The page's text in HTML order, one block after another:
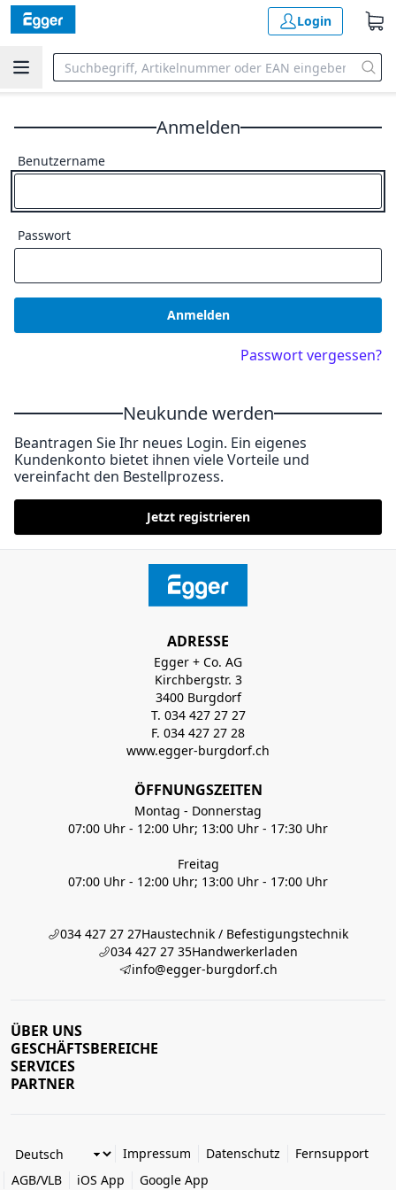
Login
Anmelden
Benutzername
Passwort
Anmelden
Passwort vergessen?
Neukunde werden
Beantragen Sie Ihr neues Login. Ein eigenes
Kundenkonto bietet ihnen viele Vorteile und
vereinfacht den Bestellprozess.
Jetzt registrieren
ADRESSE
Egger + Co. AG
Kirchbergstr. 3
3400 Burgdorf
T. 034 427 27 27
F. 034 427 27 28
www.egger-burgdorf.ch
ÖFFNUNGSZEITEN
Montag - Donnerstag
07:00 Uhr - 12:00 Uhr; 13:00 Uhr - 17:30 Uhr
Freitag
07:00 Uhr - 12:00 Uhr; 13:00 Uhr - 17:00 Uhr
034 427 27 27Haustechnik / Befestigungstechnik
034 427 27 35Handwerkerladen
info@egger-burgdorf.ch
ÜBER UNS
GESCHÄFTSBEREICHE
SERVICES
PARTNER
Impressum Datenschutz
Fernsupport
AGB/VLB
iOS App Google App